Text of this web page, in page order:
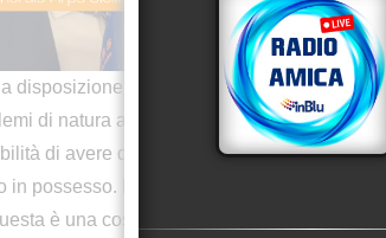
disposizione questo centro è una maniera di
di natura ambientale, come per esempio
di avere dentro un’unica piattaforma tutte
possesso. Poterle gestire, non solo
è una cosa importante per la nostra